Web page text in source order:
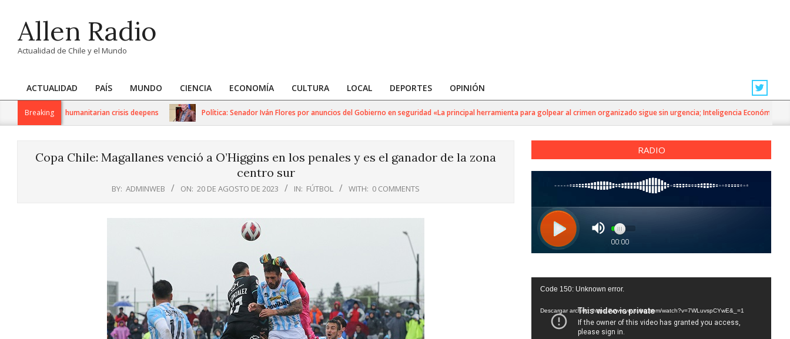
contentAllen Radio
Actualidad de Chile y el Mundo
Primary
Navigation
ACTUALIDAD PAÍS MUNDO CIENCIA ECONOMÍA CULTURA LOCAL DEPORTES OPINIÓN
Breaking
sanctions as humanitarian crisis deepens Política: Senador Iván Flores por anuncios del Gobierno en seguridad «La principal herramienta para golpear al crimen organizado sigue sin urgencia; Inteligencia Económica»
Copa Chile: Magallanes venció a O’Higgins en los penales y es el ganador de la zona
centro sur
BY: ADMINWEB ON: 20 DE AGOSTO DE 2023 IN: FÚTBOL WITH: 0 COMMENTS
RADIO
Reproductor
vídeo
Code 150: Unknown error.
Descargar archivo: https://www.youtube.com/watch?v=7WLuvspCYwE&_=1